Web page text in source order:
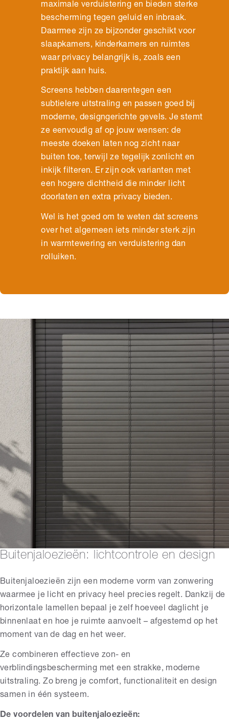
maximale verduistering en bieden sterke
bescherming tegen geluid en inbraak.
Daarmee zijn ze bijzonder geschikt voor
slaapkamers, kinderkamers en ruimtes
waar privacy belangrijk is, zoals een
praktijk aan huis.
Screens hebben daarentegen een
subtielere uitstraling en passen goed bij
moderne, designgerichte gevels. Je stemt
ze eenvoudig af op jouw wensen: de
meeste doeken laten nog zicht naar
buiten toe, terwijl ze tegelijk zonlicht en
inkijk filteren. Er zijn ook varianten met
een hogere dichtheid die minder licht
doorlaten en extra privacy bieden.
Wel is het goed om te weten dat screens
over het algemeen iets minder sterk zijn
in warmtewering en verduistering dan
rolluiken.
Buitenjaloezieën: lichtcontrole en design
Buitenjaloezieën zijn een moderne vorm van zonwering
waarmee je licht en privacy heel precies regelt. Dankzij de
horizontale lamellen bepaal je zelf hoeveel daglicht je
binnenlaat en hoe je ruimte aanvoelt – afgestemd op het
moment van de dag en het weer.
Ze combineren effectieve zon- en
verblindingsbescherming met een strakke, moderne
uitstraling. Zo breng je comfort, functionaliteit en design
samen in één systeem.
De voordelen van buitenjaloezieën: